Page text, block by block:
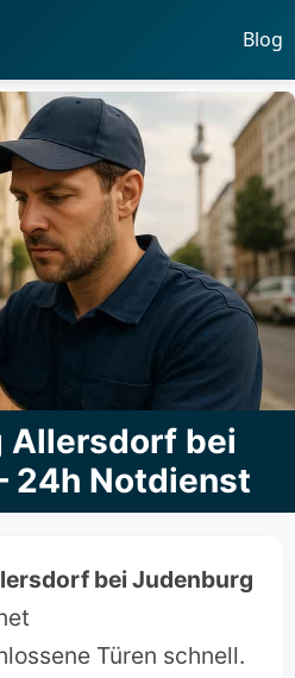
Blog
Allersdorf bei
24h Notdienst
bei Judenburg
Türen schnell.